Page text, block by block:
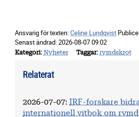
Ansvarig för texten:Celine Lundqvist
Senast ändrad:2026-08-07 09:02
Kategori Nyheter Taggar rymdskrot
Relaterat
2026-07-07:
IRF-forskare
internationell vitbok om